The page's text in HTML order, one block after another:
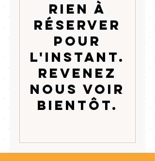
Rien à
réserver
pour
l'instant.
Revenez
nous voir
bientôt.